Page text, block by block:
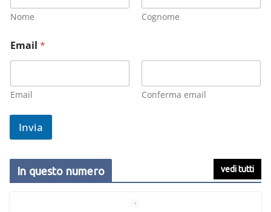
Nome Cognome
Email *
Email Conferma email
Invia
In questo numero vedi tutti